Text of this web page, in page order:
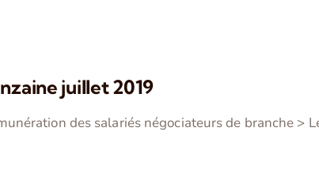
juillet 2019
des salariés négociateurs de branche >